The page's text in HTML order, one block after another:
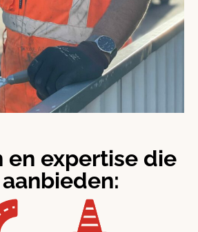
en expertise die